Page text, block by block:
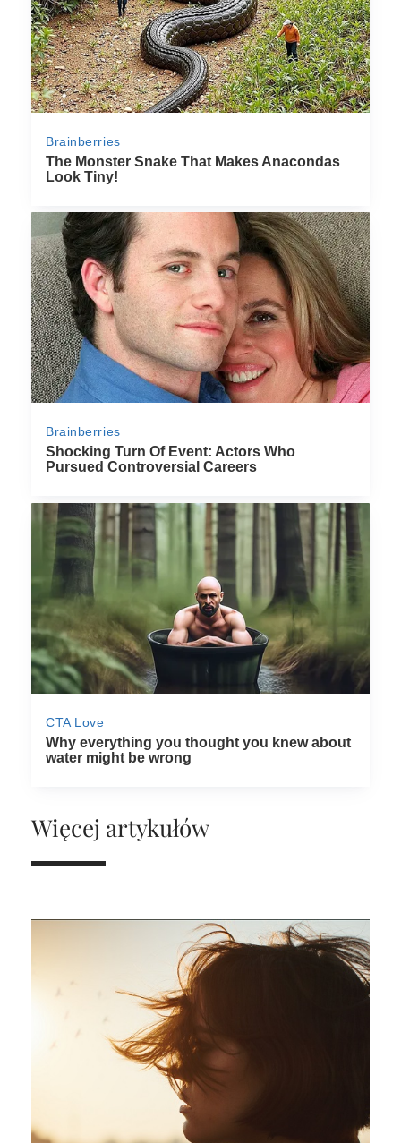
Więcej artykułów